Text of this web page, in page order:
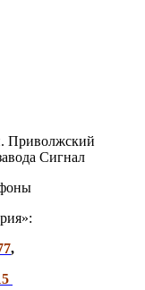
Приволжский
Сигнал
,